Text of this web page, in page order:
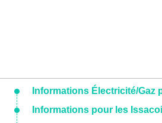
Informations Électricité/Gaz
Informations pour les